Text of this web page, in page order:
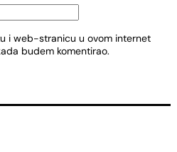
i web-stranicu u ovom internet
budem komentirao.